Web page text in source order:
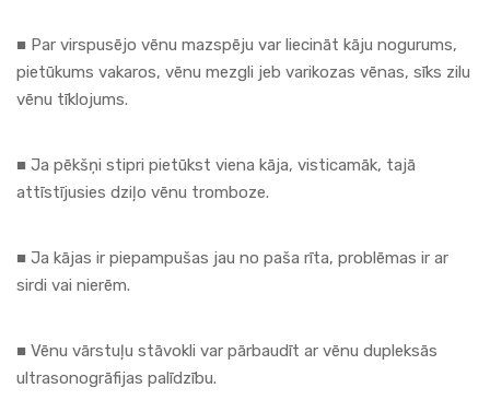
■ Par virspusējo vēnu mazspēju var liecināt kāju nogurums,
pietūkums vakaros, vēnu mezgli jeb varikozas vēnas, sīks zilu
vēnu tīklojums.
■ Ja pēkšņi stipri pietūkst viena kāja, visticamāk, tajā
attīstījusies dziļo vēnu tromboze.
■ Ja kājas ir piepampušas jau no paša rīta, problēmas ir ar
sirdi vai nierēm.
■ Vēnu vārstuļu stāvokli var pārbaudīt ar vēnu dupleksās
ultrasonogrāfijas palīdzību.